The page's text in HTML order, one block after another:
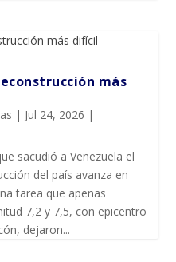
más
| Jul 24, 2026 |
sacudió a Venezuela el
del país avanza en
tarea que apenas
7,2 y 7,5, con epicentro
dejaron...